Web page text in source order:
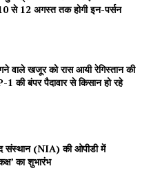
NOW
10 से 12 अगस्त तक होगी इन-पर्सन
वाले खजूर को रास आयी रेगिस्तान की
1 की बंपर पैदावार से किसान हो रहे
संस्थान (NIA) की ओपीडी में
का शुभारंभ